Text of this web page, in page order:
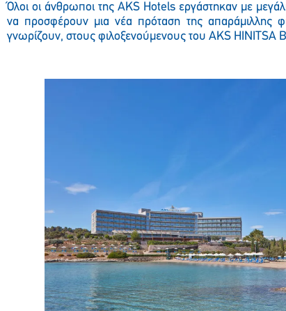
Όλοι οι άνθρωποι της AKS Hotels εργάστηκαν με
να προσφέρουν μια νέα πρόταση της απαράμιλλης
γνωρίζουν, στους φιλοξενούμενους του AKS HINITSA